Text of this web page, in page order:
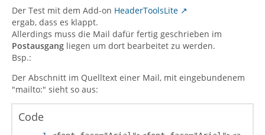
Der Test mit dem Add-on HeaderToolsLite
ergab, dass es klappt.
Allerdings muss die Mail dafür fertig geschrieben im
Postausgang liegen um dort bearbeitet zu werden.
Bsp.:
Der Abschnitt im Quelltext einer Mail, mit eingebundenem
"mailto:" sieht so aus:
Code